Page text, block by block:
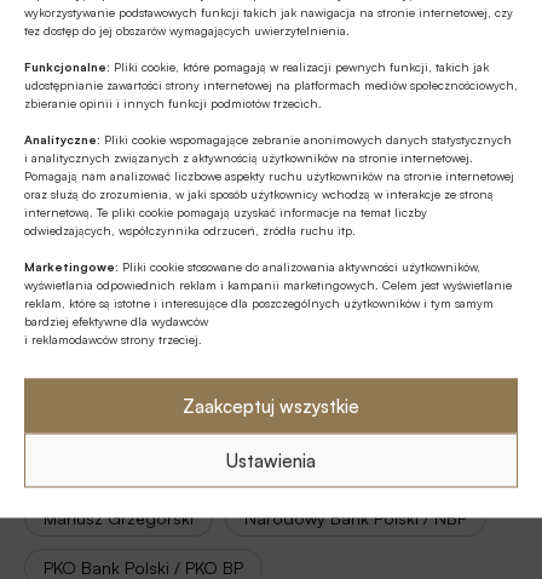
wykorzystywanie podstawowych funkcji takich jak nawigacja na stronie internetowej, czy
tez dostęp do jej obszarów wymagających uwierzytelnienia.
Funkcjonalne: Pliki cookie, które pomagają w realizacji pewnych funkcji, takich jak
udostępnianie zawartości strony internetowej na platformach mediów społecznościowych,
zbieranie opinii i innych funkcji podmiotów trzecich.
Analityczne: Pliki cookie wspomagające zebranie anonimowych danych statystycznych
i analitycznych związanych z aktywnością użytkowników na stronie internetowej.
Pomagają nam analizować liczbowe aspekty ruchu użytkowników na stronie internetowej
oraz służą do zrozumienia, w jaki sposób użytkownicy wchodzą w interakcje ze stroną
internetową. Te pliki cookie pomagają uzyskać informacje na temat liczby
odwiedzających, współczynnika odrzuceń, źródła ruchu itp.
Marketingowe: Pliki cookie stosowane do analizowania aktywności użytkowników,
wyświetlania odpowiednich reklam i kampanii marketingowych. Celem jest wyświetlanie
reklam, które są istotne i interesujące dla poszczególnych użytkowników i tym samym
bardziej efektywne dla wydawców
i reklamodawców strony trzeciej.
Zaakceptuj wszystkie
Ustawienia
Źródło: BANK.pl
Kongres Obsługi Gotówki / KOG
Mariusz Grzegorski Narodowy Bank Polski / NBP
PKO Bank Polski / PKO BP